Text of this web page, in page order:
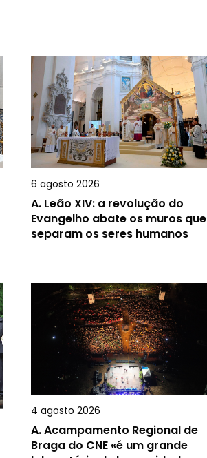
6 agosto 2026
A. Leão XIV: a revolução do
Evangelho abate os muros que
separam os seres humanos
4 agosto 2026
A.Acampamento Regional de
Braga do CNE «é um grande